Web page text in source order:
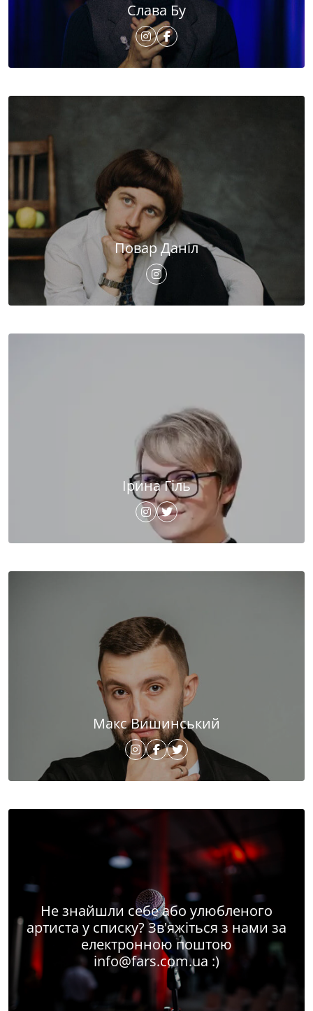
Слава Бу
Повар Даніл
Ірина Гіль
Макс Вишинський
Не знайшли себе або улюбленого
артиста у списку? Зв'яжіться з нами за
електронною поштою
info@fars.com.ua :)